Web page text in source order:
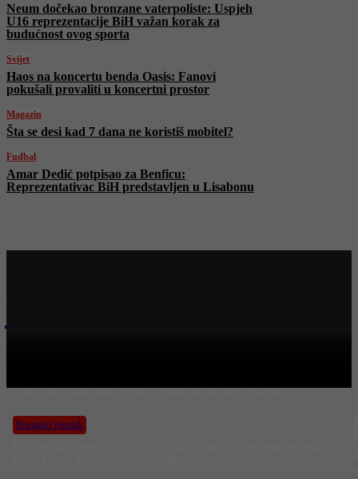
Neum dočekao bronzane vaterpoliste: Uspjeh
U16 reprezentacije BiH važan korak za
budućnost ovog sporta
Svijet
Haos na koncertu benda Oasis: Fanovi
pokušali provaliti u koncertni prostor
Magazin
Šta se desi kad 7 dana ne koristiš mobitel?
Fudbal
Amar Dedić potpisao za Benficu:
Reprezentativac BiH predstavljen u Lisabonu
Amerika s kim ima posla! Dodik je partner Rusije!
Bosanski vjestnik